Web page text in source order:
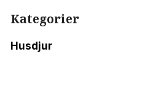
Kategorier
Husdjur